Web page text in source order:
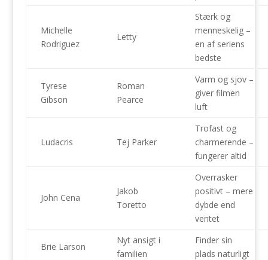
Michelle
Rodriguez
Letty
Stærk og
menneskelig –
en af seriens
bedste
Tyrese
Gibson
Roman
Pearce
Varm og sjov –
giver filmen
luft
Ludacris Tej Parker
Trofast og
charmerende –
fungerer altid
John Cena
Jakob
Toretto
Overrasker
positivt – mere
dybde end
ventet
Brie Larson
Nyt ansigt i
familien
Finder sin
plads naturligt